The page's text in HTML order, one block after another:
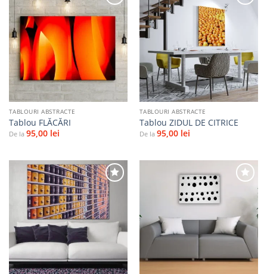
Adaugă
favorite
TABLOURI ABSTRACTE
Tablou FLĂCĂRI
De la 95,00 lei
favorite
TABLOURI ABSTRACTE
Tablou ZIDUL DE CITRICE
De la 95,00 lei
Adaugă
la
favorite
Adaugă
la
favorite